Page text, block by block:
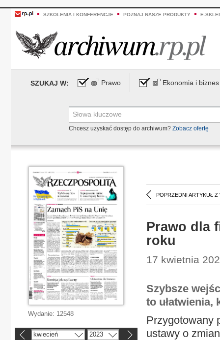
SZKOLENIA I KONFERENCJE POZNAJ NASZE PRODUKTY E-
SZUKAJ W: Prawo Ekonomia i biznes
Chcesz uzyskać dostęp do archiwum? Zobacz ofertę
POPRZEDNI ARTYKUŁ Z
Prawo dla
roku
17 kwietnia
Szybsze
to ułatwienia,
Przygotowany
ustawy o
Wydanie: 12548
kwiecień 2023